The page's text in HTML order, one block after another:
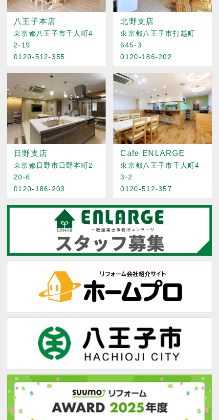
八王子本店
東京都八王子市千人町4-
2-19
0120-512-355
北野支店
東京都八王子市打越町
645-3
0120-186-202
日野支店
東京都日野市日野本町2-
20-6
0120-186-203
Cafe ENLARGE
東京都八王子市千人町4-
3-2
0120-512-357